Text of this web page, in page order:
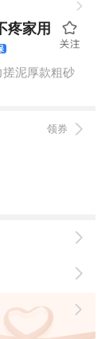
疼家用
泥厚款粗砂
领券